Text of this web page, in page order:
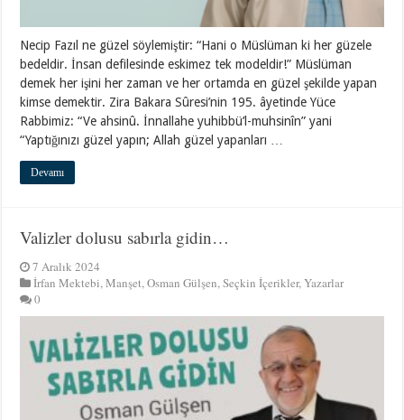
Necip Fazıl ne güzel söylemiştir: “Hani o Müslüman ki her güzele
bedeldir. İnsan defilesinde eskimez tek modeldir!” Müslüman
demek her işini her zaman ve her ortamda en güzel şekilde yapan
kimse demektir. Zira Bakara Sûresi’nin 195. âyetinde Yüce
Rabbimiz: “Ve ahsinû. İnnallahe yuhibbü’l-muhsinîn” yani
“Yaptığınızı güzel yapın; Allah güzel yapanları …
Devamı
Valizler dolusu sabırla gidin…
7 Aralık 2024
İrfan Mektebi,Manşet,Osman Gülşen,Seçkin İçerikler,Yazarlar
0